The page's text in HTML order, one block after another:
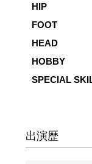
HIP
FOOT
HEAD
HOBBY
SPECIAL
出演歴